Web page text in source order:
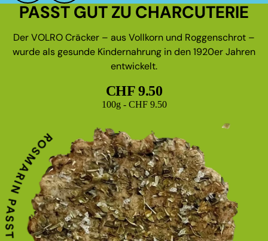
PASST GUT ZU CHARCUTERIE
Der VOLRO Cräcker – aus Vollkorn und Roggenschrot –
wurde als gesunde Kindernahrung in den 1920er Jahren
entwickelt.
CHF 9.50
Grundpreis
100g - CHF 9.50